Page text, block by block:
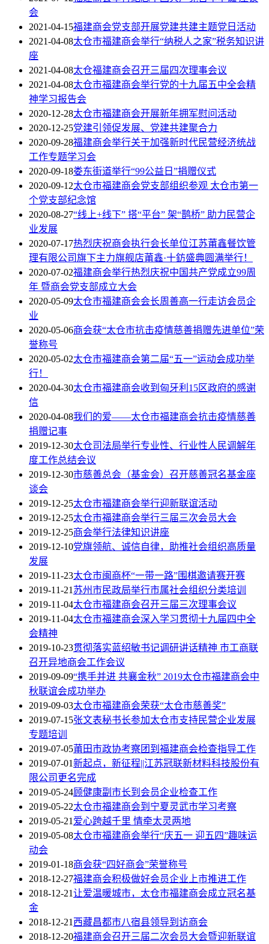
会
2021-04-15福建商会党支部开展党建共建主题党日活动
2021-04-08太仓市福建商会举行“纳税人之家”税务知识讲
座
2021-04-08太仓福建商会召开三届四次理事会议
2021-04-08太仓市福建商会举行党的十九届五中全会精
神学习报告会
2020-12-28太仓市福建商会开展新年拥军慰问活动
2020-12-25党建引领促发展、党建共建聚合力
2020-09-28福建商会举行关于加强新时代民营经济统战
工作专题学习会
2020-09-18娄东街道举行“99公益日”捐赠仪式
2020-09-12太仓市福建商会党支部组织参观 太仓市第一
个党支部纪念馆
2020-08-27“线上+线下” 搭“平台” 架“鹊桥” 助力民营企
业发展
2020-07-17热烈庆祝商会执行会长单位江苏莆鑫餐饮管
理有限公司旗下主力旗舰店莆鑫·十鈁盛典圆满举行！
2020-07-02福建商会举行热烈庆祝中国共产党成立99周
年 暨商会党支部成立大会
2020-05-09太仓市福建商会会长周善高一行走访会员企
业
2020-05-06商会获“太仓市抗击疫情慈善捐赠先进单位”荣
誉称号
2020-05-02太仓市福建商会第二届“五一”运动会成功举
行！
2020-04-30太仓市福建商会收到匈牙利15区政府的感谢
信
2020-04-08我们的爱——太仓市福建商会抗击疫情慈善
捐赠记事
2019-12-30太仓司法局举行专业性、行业性人民调解年
度工作总结会议
2019-12-30市慈善总会（基金会）召开慈善冠名基金座
谈会
2019-12-25太仓市福建商会举行迎新联谊活动
2019-12-25太仓市福建商会举行三届三次会员大会
2019-12-25商会举行法律知识讲座
2019-12-10党旗领航、诚信自律，助推社会组织高质量
发展
2019-11-23太仓市闽商杯“一带一路”围棋邀请赛开赛
2019-11-21苏州市民政局举行市属社会组织分类培训
2019-11-04太仓市福建商会召开三届三次理事会议
2019-11-04太仓市福建商会深入学习贯彻十九届四中全
会精神
2019-10-23贯彻落实蓝绍敏书记调研讲话精神 市工商联
召开异地商会工作会议
2019-09-09“携手并进 共襄金秋” 2019太仓市福建商会中
秋联谊会成功举办
2019-09-03太仓市福建商会荣获“太仓市慈善奖”
2019-07-15张文表秘书长参加太仓市支持民营企业发展
专题培训
2019-07-05莆田市政协考察团到福建商会检查指导工作
2019-07-01新起点，新征程||江苏冠联新材料科技股份有
限公司更名完成
2019-05-24顾健康副市长到会员企业检查工作
2019-05-22太仓市福建商会到宁夏灵武市学习考察
2019-05-21爱心跨越千里 情牵太灵两地
2019-05-08太仓市福建商会举行“庆五一 迎五四”趣味运
动会
2019-01-18商会获“四好商会”荣誉称号
2018-12-27福建商会积极做好会员企业上市推进工作
2018-12-21让爱温暖城市，太仓市福建商会成立冠名基
金
2018-12-21西藏昌都市八宿县领导到访商会
2018-12-20福建商会召开三届二次会员大会暨迎新联谊